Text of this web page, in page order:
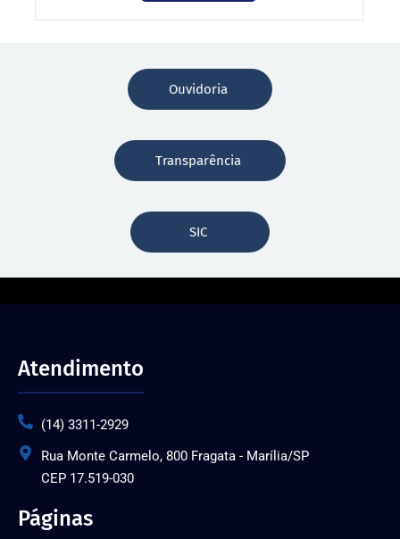
Ouvidoria
Transparência
SIC
Atendimento
(14) 3311-2929
Rua Monte Carmelo, 800 Fragata - Marília/SP
CEP 17.519-030
Páginas